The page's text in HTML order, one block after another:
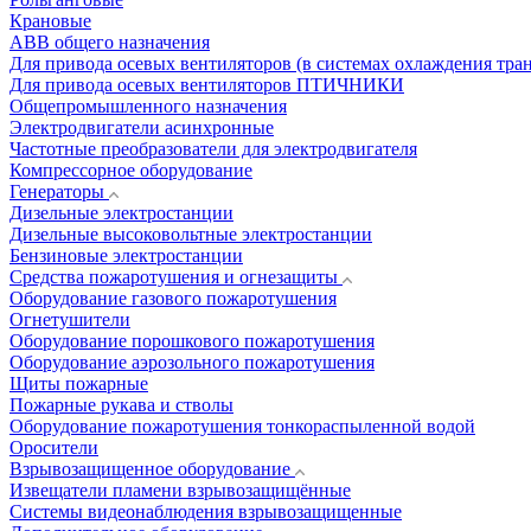
Крановые
АВВ общего назначения
Для привода осевых вентиляторов (в системах охлаждения
Для привода осевых вентиляторов ПТИЧНИКИ
Общепромышленного назначения
Электродвигатели асинхронные
Частотные преобразователи для электродвигателя
Компрессорное оборудование
Генераторы
Дизельные электростанции
Дизельные высоковольтные электростанции
Бензиновые электростанции
Средства пожаротушения и огнезащиты
Оборудование газового пожаротушения
Огнетушители
Оборудование порошкового пожаротушения
Оборудование аэрозольного пожаротушения
Щиты пожарные
Пожарные рукава и стволы
Оборудование пожаротушения тонкораспыленной водой
Оросители
Взрывозащищенное оборудование
Извещатели пламени взрывозащищённые
Системы видеонаблюдения взрывозащищенные